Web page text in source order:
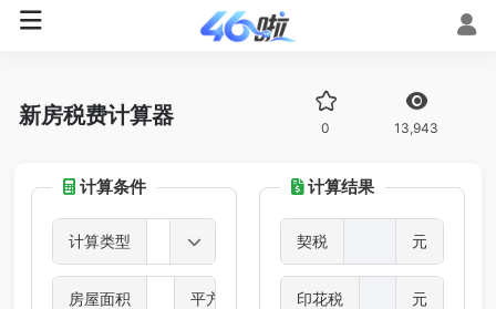
新房税费计算器 0 13,943
计算条件
计算类型
房屋面积 平方米
计算结果
契税 元
印花税 元